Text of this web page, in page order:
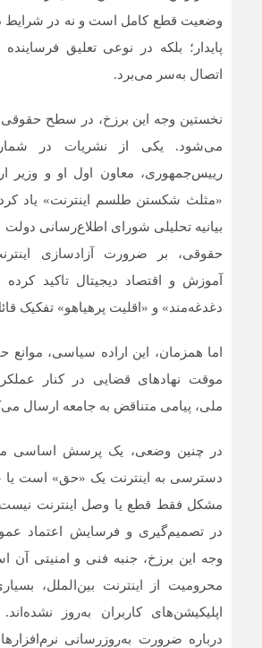
وضعیت قطع کامل است و نه در
پایدار؛ بلکه در نوعی تعلیق
اتصال به‌سر می‌برد.
نخستین وجه این برزخ، در سطح
می‌شود. یکی از نشریات در
رییس‌جمهوری، معاون اول او و وزیر
«مثلث شکستن طلسم اینترنت» یاد
بیانیه تحلیلی شورای اطلاع‌رسانی دولت
حقوقی، بر ضرورت آزادسازی
آموزش و اقتصاد دیجیتال تاکید
دغدغه‌مند» و «اقلیت پرهیاهو» تفکیک
اما همزمان، این اراده سیاسی،
موقت نهادهای قضایی در کنار
ملی، پیامی متناقض به جامعه ارسال
در چنین وضعی، یک پرسش اساسی
دسترسی به اینترنت یک «حق» است یا
مشکل فقط قطع یا وصل اینترنت
در تصمیم‌گیری و فرسایش اعتماد
وجه این برزخ، جنبه فنی و امنیتی آن
محرومیت از اینترنت بین‌الملل،
اپلیکیشن‌های کاربران به‌روز
درباره ضرورت به‌روزرسانی